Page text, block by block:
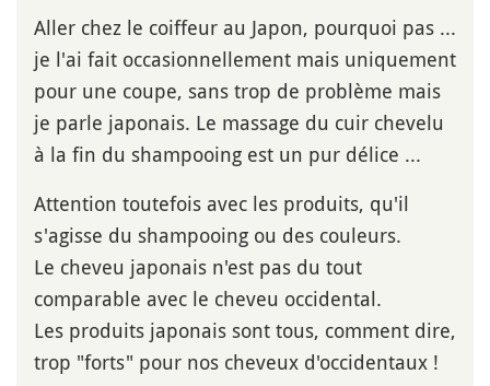
Aller chez le coiffeur au Japon, pourquoi pas ...
je l'ai fait occasionnellement mais uniquement
pour une coupe, sans trop de problème mais
je parle japonais. Le massage du cuir chevelu
à la fin du shampooing est un pur délice ...
Attention toutefois avec les produits, qu'il
s'agisse du shampooing ou des couleurs.
Le cheveu japonais n'est pas du tout
comparable avec le cheveu occidental.
Les produits japonais sont tous, comment dire,
trop "forts" pour nos cheveux d'occidentaux !